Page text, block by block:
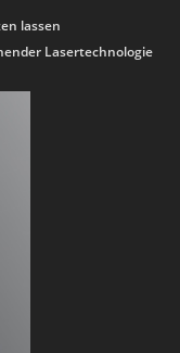
lassen
Lasertechnologie